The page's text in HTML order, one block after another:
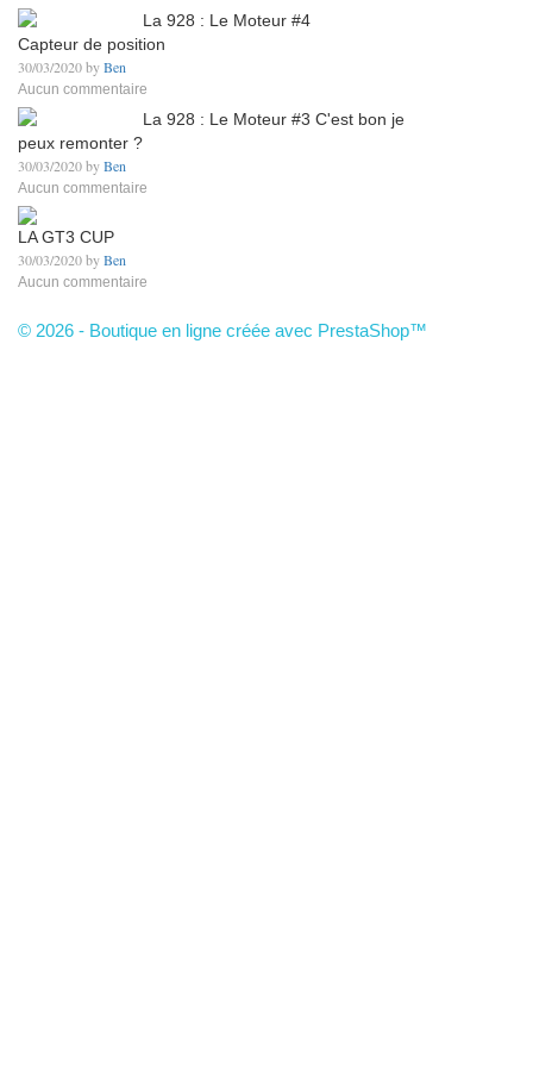
La 928 : Le Moteur #4
Capteur de position
30/03/2020 byBen
Aucun commentaire
La 928 : Le Moteur #3 C'est bon je
peux remonter ?
30/03/2020 byBen
Aucun commentaire
LA GT3 CUP
30/03/2020 byBen
Aucun commentaire
© 2026 - Boutique en ligne créée avec PrestaShop™